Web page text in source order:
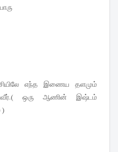
எந்த இணைய தளமும்
ஒரு ஆணின் இஷ்டம்